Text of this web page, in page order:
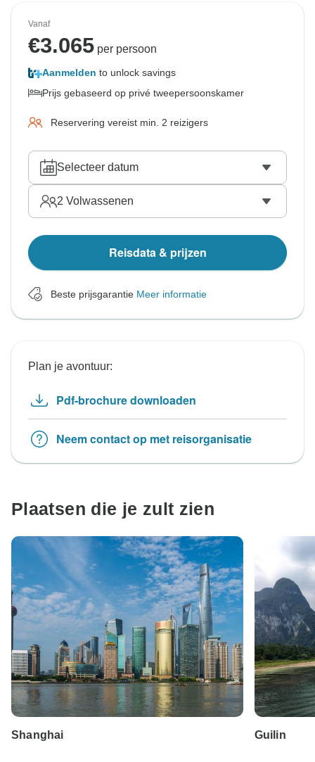
Vanaf
€3.065 per persoon
Aanmelden to unlock savings
Prijs gebaseerd op privé tweepersoonskamer
Reservering vereist min. 2 reizigers
Selecteer datum
2 Volwassenen
Reisdata & prijzen
Beste prijsgarantie Meer informatie
Plan je avontuur:
Pdf-brochure downloaden
Neem contact op met reisorganisatie
Plaatsen die je zult zien
Shanghai Guilin